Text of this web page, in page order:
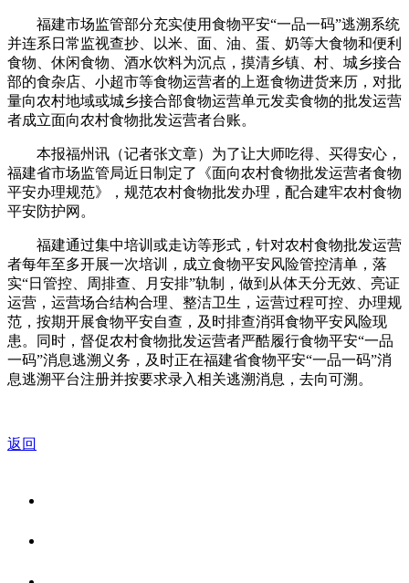
福建市场监管部分充实使用食物平安“一品一码”逃溯系统
并连系日常监视查抄、以米、面、油、蛋、奶等大食物和便利
食物、休闲食物、酒水饮料为沉点，摸清乡镇、村、城乡接合
部的食杂店、小超市等食物运营者的上逛食物进货来历，对批
量向农村地域或城乡接合部食物运营单元发卖食物的批发运营
者成立面向农村食物批发运营者台账。
本报福州讯（记者张文章）为了让大师吃得、买得安心，
福建省市场监管局近日制定了《面向农村食物批发运营者食物
平安办理规范》，规范农村食物批发办理，配合建牢农村食物
平安防护网。
福建通过集中培训或走访等形式，针对农村食物批发运营
者每年至多开展一次培训，成立食物平安风险管控清单，落
实“日管控、周排查、月安排”轨制，做到从体天分无效、亮证
运营，运营场合结构合理、整洁卫生，运营过程可控、办理规
范，按期开展食物平安自查，及时排查消弭食物平安风险现
患。同时，督促农村食物批发运营者严酷履行食物平安“一品
一码”消息逃溯义务，及时正在福建省食物平安“一品一码”消
息逃溯平台注册并按要求录入相关逃溯消息，去向可溯。
返回